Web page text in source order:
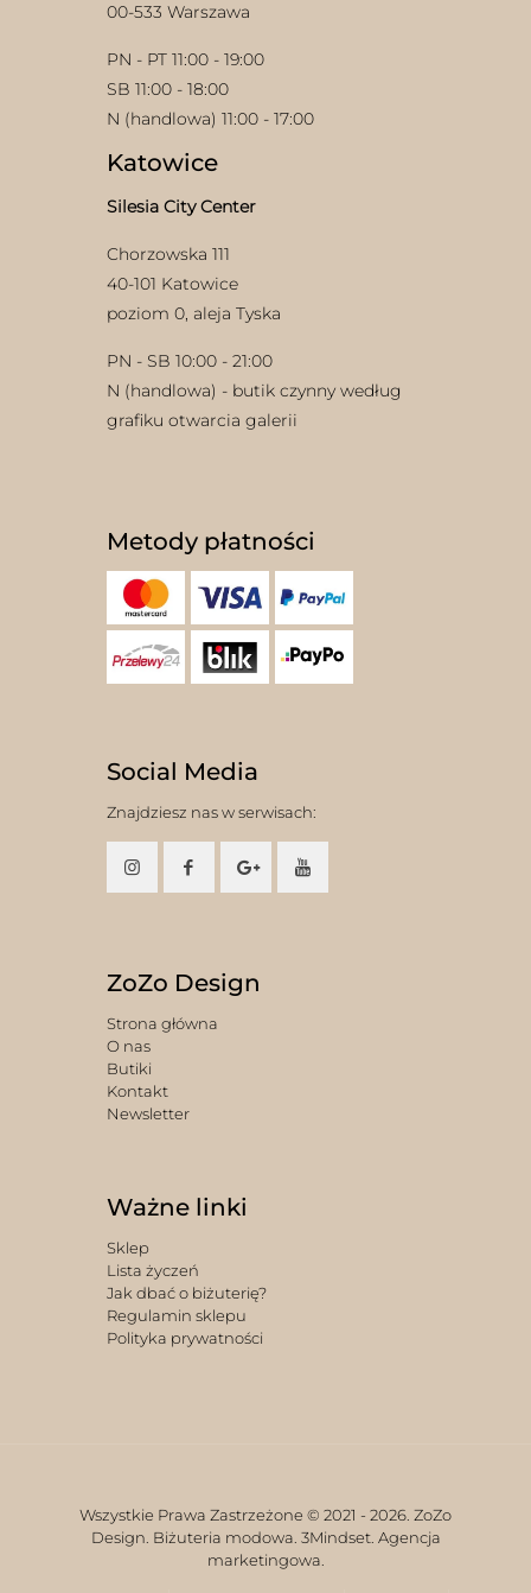
00-533 Warszawa
PN - PT 11:00 - 19:00
SB 11:00 - 18:00
N (handlowa) 11:00 - 17:00
Katowice
Silesia City Center
Chorzowska 111
40-101 Katowice
poziom 0, aleja Tyska
PN - SB 10:00 - 21:00
N (handlowa) - butik czynny według
grafiku otwarcia galerii
Metody płatności
Social Media
Znajdziesz nas w serwisach:
ZoZo Design
Strona główna
O nas
Butiki
Kontakt
Newsletter
Ważne linki
Sklep
Lista życzeń
Jak dbać o biżuterię?
Regulamin sklepu
Polityka prywatności
Wszystkie Prawa Zastrzeżone © 2021 - 2026. ZoZo
Design. Biżuteria modowa. 3Mindset. Agencja
marketingowa.